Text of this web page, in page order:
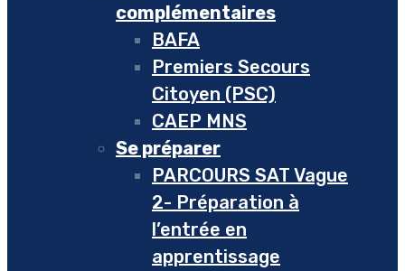
complémentaires
BAFA
Premiers Secours
Citoyen (PSC)
CAEP MNS
Se préparer
PARCOURS SAT Vague
2- Préparation à
l’entrée en
apprentissage